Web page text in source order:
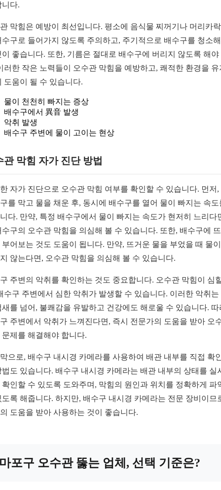
니다.
막힘은 예방이 최선입니다. 평소에 음식물 찌꺼기나 머리카
수구로 들어가지 않도록 주의하고, 주기적으로 배수구를 청소
이 좋습니다. 또한, 기름은 절대로 배수구에 버리지 않도록 해야
러한 작은 노력들이 오수관 막힘을 예방하고, 쾌적한 환경을 유
도움이 될 수 있습니다.
물이 천천히 빠지는 증상
배수구에서 異音 발생
악취 발생
배수구 주변에 물이 고이는 현상
관 막힘 자가 진단 방법
자가 진단으로 오수관 막힘 여부를 확인할 수 있습니다. 먼저,
를 막고 물을 채운 후, 동시에 배수구를 열어 물이 빠지는 속도
다. 만약, 특정 배수구에서 물이 빠지는 속도가 현저히 느리다
수구의 오수관 막힘을 의심해 볼 수 있습니다. 또한, 배수구에
부어보는 것도 도움이 됩니다. 만약, 뜨거운 물을 부었을 때 물
않는다면, 오수관 막힘을 의심해 볼 수 있습니다.
주변의 악취를 확인하는 것도 중요합니다. 오수관 막힘이 심
수구 주변에서 심한 악취가 발생할 수 있습니다. 이러한 악취는
새를 넘어, 불쾌감을 유발하고 건강에도 해로울 수 있습니다. 따
주변에서 악취가 느껴진다면, 즉시 전문가의 도움을 받아 오
문제를 해결해야 합니다.
으로, 배수구 내시경 카메라를 사용하여 배관 내부를 직접 확
법도 있습니다. 배수구 내시경 카메라는 배관 내부의 상태를 실
확인할 수 있도록 도와주며, 막힘의 원인과 위치를 정확하게 파
도록 해줍니다. 하지만, 배수구 내시경 카메라는 전문 장비이므
도움을 받아 사용하는 것이 좋습니다.
포구 오수관 뚫는 업체, 선택 기준은?